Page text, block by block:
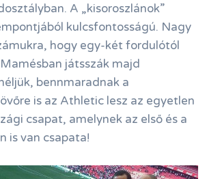
A „kisoroszlánok”
kulcsfontosságú. Nagy
hogy egy-két fordulótól
játsszák majd
bennmaradnak a
is az Athletic lesz az egyetlen
csapat, amelynek az első és a
is van csapata!